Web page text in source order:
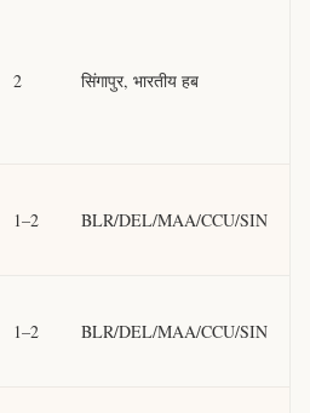
2 सिंगापुर, भारतीय हब
1–2 BLR/DEL/MAA/CCU/SIN
1–2 BLR/DEL/MAA/CCU/SIN